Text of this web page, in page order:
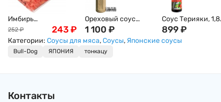
Имбирь
маринованный,
розовый, 1кг
252 ₽ 243₽
Ореховый соус
(Гамадари) Косё, 1л
1 100 ₽
Соус Терияки,
899₽
Категории: Соусы для мяса,Соусы, Японские соусы
Bull-Dog ЯПОНИЯ тонкацу
Контакты